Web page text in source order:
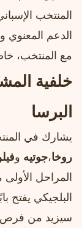
المنتخب
الدعم المعنوي
مع المنتخب،
خلفية
البرسا
يشارك في
روخا،جوتيه و
المراحل
البلجيكي يفتح
سيزيد من فرص